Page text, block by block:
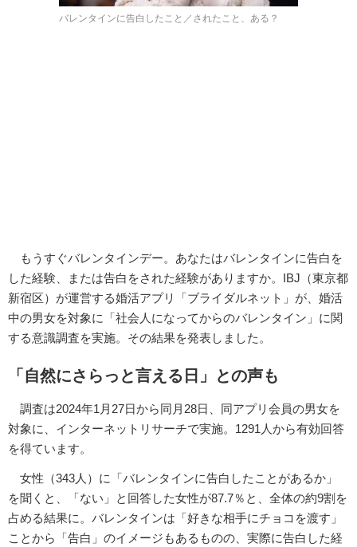
バレンタインに告白したこと／されたこと、ある？
もうすぐバレンタインデー。あなたはバレンタインに告白を
した経験、または告白をされた経験がありますか。IBJ（東京都
新宿区）が運営する婚活アプリ「ブライダルネット」が、婚活
中の男女を対象に「社会人になってからのバレンタイン」に関
する意識調査を実施。その結果を発表しました。
「自然にさらっと言える日」との声も
調査は2024年1月27日から同月28日、同アプリ会員の男女を
対象に、インターネットリサーチで実施。1291人から有効回答
を得ています。
女性（343人）に「バレンタインに告白したことがあるか」
を聞くと、「ない」と回答した女性が87.7％と、全体の約9割を
占める結果に。バレンタインは「好きな相手にチョコを渡す」
ことから「告白」のイメージもあるものの、実際に告白した経